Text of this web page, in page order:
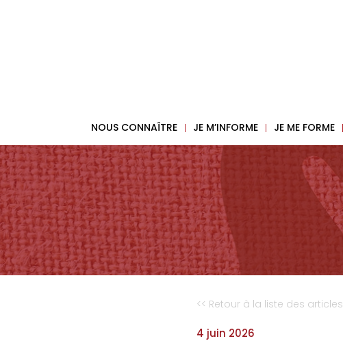
NOUS CONNAÎTRE JE M’INFORME JE ME FORME
<< Retour à la liste des articles
4 juin 2026